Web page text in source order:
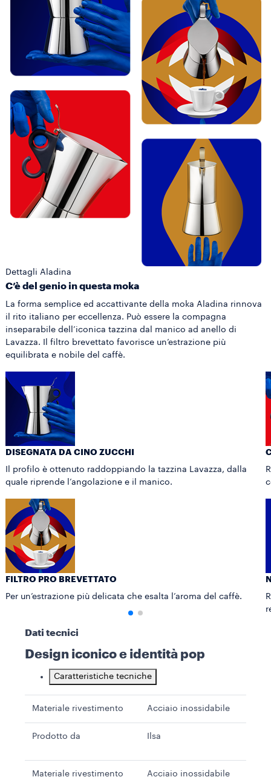
Dettagli Aladina
C’è del genio in questa moka
La forma semplice ed accattivante della moka Aladina rinnova
il rito italiano per eccellenza. Può essere la compagna
inseparabile dell’iconica tazzina dal manico ad anello di
Lavazza. Il filtro brevettato favorisce un’estrazione più
equilibrata e nobile del caffè.
DISEGNATA DA CINO ZUCCHI
Il profilo è ottenuto raddoppiando la tazzina Lavazza, dalla
quale riprende l’angolazione e il manico.
FILTRO PRO BREVETTATO
Per un’estrazione più delicata che esalta l’aroma del caffè.
Dati tecnici
Design iconico e identità pop
Caratteristiche tecniche
Materiale rivestimento Acciaio inossidabile
Prodotto da Ilsa
Materiale rivestimento Acciaio inossidabile